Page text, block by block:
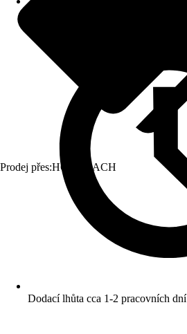
Prodej přes:HORNBACH
Dodací lhůta cca 1-2 pracovních dní